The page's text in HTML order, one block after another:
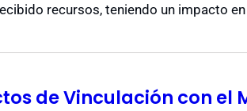
recursos, teniendo un impacto
de Vinculación con el